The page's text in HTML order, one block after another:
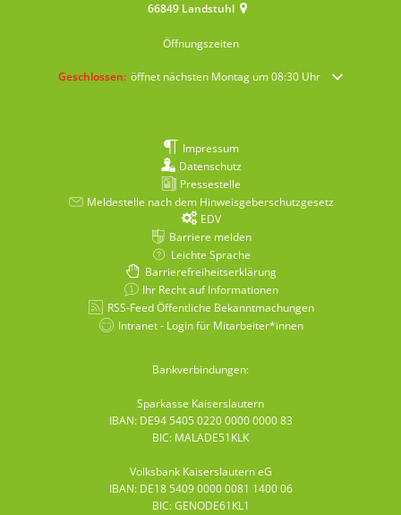
66849 Landstuhl
Öffnungszeiten
Klicken, um weitere Öffnungs- oder Schließzeiten auszublenden
Geschlossen: öffnet nächsten Montag um 08:30 Uhr
Impressum
Datenschutz
Pressestelle
Meldestelle nach dem Hinweisgeberschutzgesetz
EDV
Barriere melden
Leichte Sprache
Barrierefreiheitserklärung
Ihr Recht auf Informationen
RSS-Feed Öffentliche Bekanntmachungen
Intranet - Login für Mitarbeiter*innen
Bankverbindungen:
Sparkasse Kaiserslautern
IBAN: DE94 5405 0220 0000 0000 83
BIC: MALADE51KLK
Volksbank Kaiserslautern eG
IBAN: DE18 5409 0000 0081 1400 06
BIC: GENODE61KL1